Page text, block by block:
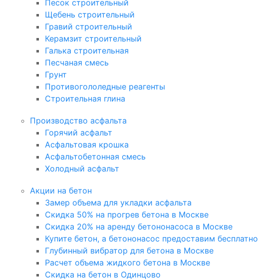
Песок строительный
Щебень строительный
Гравий строительный
Керамзит строительный
Галька строительная
Песчаная смесь
Грунт
Противогололедные реагенты
Строительная глина
Производство асфальта
Горячий асфальт
Асфальтовая крошка
Асфальтобетонная смесь
Холодный асфальт
Акции на бетон
Замер объема для укладки асфальта
Скидка 50% на прогрев бетона в Москве
Скидка 20% на аренду бетононасоса в Москве
Купите бетон, а бетононасос предоставим бесплатно
Глубинный вибратор для бетона в Москве
Расчет объема жидкого бетона в Москве
Скидка на бетон в Одинцово